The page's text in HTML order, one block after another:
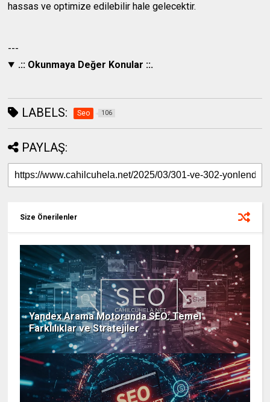
hassas ve optimize edilebilir hale gelecektir.
---
.:: Okunmaya Değer Konular ::.
LABELS: Seo 106
PAYLAŞ:
Size Önerilenler
Yandex Arama Motorunda SEO: Temel
Farklılıklar ve Stratejiler